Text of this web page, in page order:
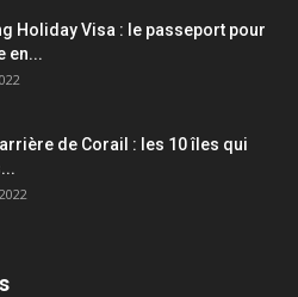
Holiday Visa : le passeport pour
en...
de Corail : les 10 îles qui